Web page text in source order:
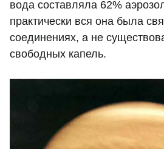
вода составляла 62%
практически вся она была
соединениях, а не
свободных капель.